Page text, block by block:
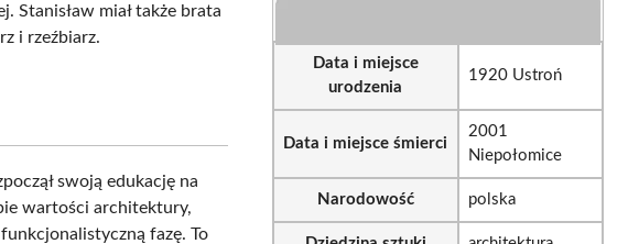
Stanisław miał także brata
i rzeźbiarz.
swoją edukację na
wartości architektury,
fazę. To
Data i miejsce
urodzenia
1920 Ustroń
Data i miejsce śmierci
2001
Niepołomice
Narodowość polska